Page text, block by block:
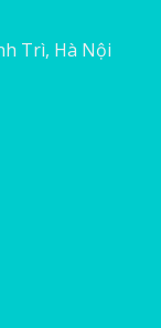
Trì, Hà Nội